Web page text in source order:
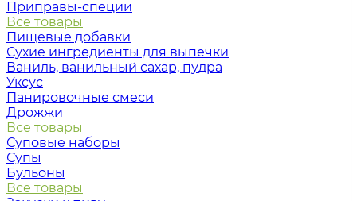
Приправы-специи
Все товары
Пищевые добавки
Сухие ингредиенты для выпечки
Ваниль, ванильный сахар, пудра
Уксус
Панировочные смеси
Дрожжи
Все товары
Суповые наборы
Супы
Бульоны
Все товары